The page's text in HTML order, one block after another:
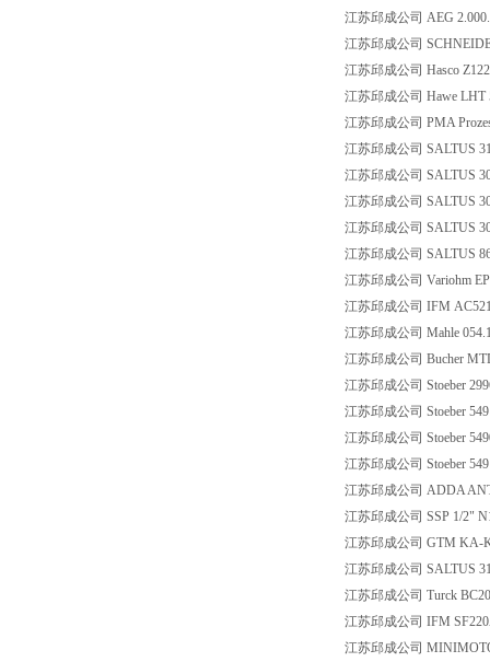
江苏邱成公司 AEG
江苏邱成公司
江苏邱成公司 Hasco
江苏邱成公司 Hawe LHT
江苏邱成公司 PMA
江苏邱成公司 SALTUS
江苏邱成公司 SALTUS
江苏邱成公司 SALTUS
江苏邱成公司 SALTUS
江苏邱成公司 SALTUS
江苏邱成公司 Variohm
江苏邱成公司 IFM
江苏邱成公司 Mahle
江苏邱成公司 Bucher
江苏邱成公司 Stoeber
江苏邱成公司 Stoeber
江苏邱成公司 Stoeber
江苏邱成公司 Stoeber
江苏邱成公司 ADDA
江苏邱成公司 SSP 1/2"
江苏邱成公司 GTM KA-
江苏邱成公司 SALTUS
江苏邱成公司 Turck
江苏邱成公司 IFM
江苏邱成公司